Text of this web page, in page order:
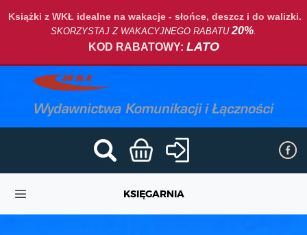
Książki z WKŁ idealne na wakacje - słońce, deszcz i do walizki.
SKORZYSTAJ Z WAKACYJNEGO RABATU20%.
KOD RABATOWY: LATO
KSIĘGARNIA